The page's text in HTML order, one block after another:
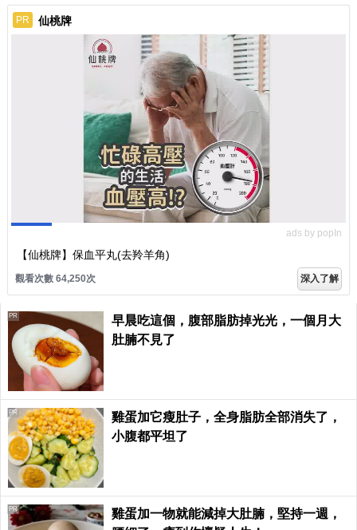
PR 仙桃牌
ads by popIn
【仙桃牌】保血平丸(去羚羊角)
觀看次數 64,250次 深入了解
早晨吃這個，腹部脂肪掉光光，一個月大
肚腩不見了
PR
雞蛋加它瘦肚子，全身脂肪全部消失了，
小腹都平坦了
PR
雞蛋加一物就能減掉大肚腩，堅持一週，
PR